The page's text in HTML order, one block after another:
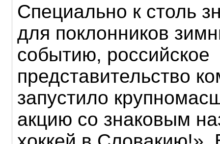
Специально к столь
для поклонников
событию, российское
представительство
запустило
акцию со знаковым